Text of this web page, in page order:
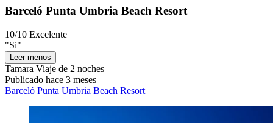
Barceló Punta Umbria Beach Resort
10/10 Excelente
"Si"
Leer menos
Tamara Viaje de 2 noches
Publicado hace 3 meses
Barceló Punta Umbria Beach Resort